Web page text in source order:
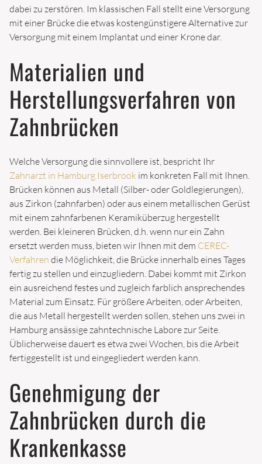
ALIGNER
ZAHNERSATZ
CEREC
ZAHNIMPLANTATE
ZAHNBRÜCKEN
ZAHNPROTHESEN
PATIENTEN
NEUPATIENTEN
UNTERLAGEN
FINANZIERUNG
STANDORT
TERMINE
dabei zu zerstören. Im klassischen Fall stellt eine Versorgung
mit einer Brücke die etwas kostengünstigere Alternative zur
Versorgung mit einem Implantat und einer Krone dar.
Materialien und
Herstellungsverfahren von
Zahnbrücken
Welche Versorgung die sinnvollere ist, bespricht Ihr
Zahnarzt in Hamburg Iserbrook im konkreten Fall mit Ihnen.
Brücken können aus Metall (Silber- oder Goldlegierungen),
aus Zirkon (zahnfarben) oder aus einem metallischen Gerüst
mit einem zahnfarbenen Keramiküberzug hergestellt
werden. Bei kleineren Brücken, d.h. wenn nur ein Zahn
ersetzt werden muss, bieten wir Ihnen mit dem CEREC-
Verfahren die Möglichkeit, die Brücke innerhalb eines Tages
fertig zu stellen und einzugliedern. Dabei kommt mit Zirkon
ein ausreichend festes und zugleich farblich ansprechendes
Material zum Einsatz. Für größere Arbeiten, oder Arbeiten,
die aus Metall hergestellt werden sollen, stehen uns zwei in
Hamburg ansässige zahntechnische Labore zur Seite.
Üblicherweise dauert es etwa zwei Wochen, bis die Arbeit
fertiggestellt ist und eingegliedert werden kann.
Genehmigung der
Zahnbrücken durch die
Krankenkasse